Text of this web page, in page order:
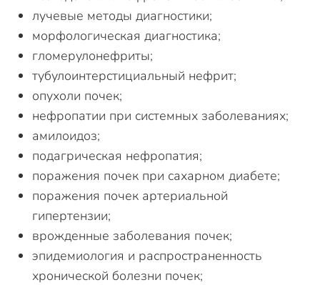
лучевые методы диагностики;
морфологическая диагностика;
гломерулонефриты;
тубулоинтерстициальный нефрит;
опухоли почек;
нефропатии при системных заболеваниях;
амилоидоз;
подагрическая нефропатия;
поражения почек при сахарном диабете;
поражения почек артериальной
гипертензии;
врожденные заболевания почек;
эпидемиология и распространенность
хронической болезни почек;